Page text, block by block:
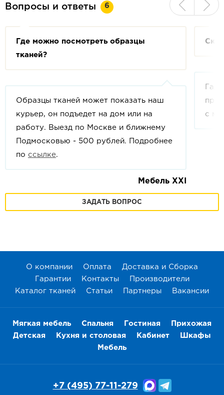
Вопросы и ответы 6
Где можно посмотреть образцы
тканей?
Образцы тканей может показать наш
курьер, он подъедет на дом или на
работу. Выезд по Москве и ближнему
Подмосковью - 500 рублей. Подробнее
по ссылке
Мебель XXI
с
ЗАДАТЬ ВОПРОС
О компании Оплата
Доставка и Сборка
Гарантии
Контакты
Производители
Каталог тканей
Статьи Партнеры Вакансии
Мягкая мебель Спальня Гостиная
Прихожая
Детская
Кухня и столовая Кабинет
Шкафы
Мебель
+7 (495) 77-11-279